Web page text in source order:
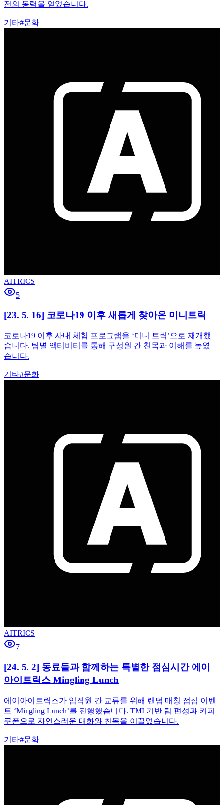
전의 동력을 얻었습니다.
기타#문화
AITRICS
5
[23. 5. 16] 코로나19 이후 새롭게 찾아온 미니트릭
코로나19 이후 사내 체험 프로그램을 ‘미니 트릭’으로 재개했
습니다. 팀별 액티비티를 통해 구성원 간 친목과 이해를 높였
습니다.
기타#문화
AITRICS
7
[24. 5. 2] 동료들과 함께하는 특별한 점심시간 에이
아이트릭스 Mingling Lunch
에이아이트릭스가 임직원 간 교류를 위해 랜덤 매칭 점심 이벤
트 ‘Mingling Lunch’를 진행했습니다. TMI 기반 팀 편성과 커피
쿠폰으로 자연스러운 대화와 친목을 이끌었습니다.
기타#문화